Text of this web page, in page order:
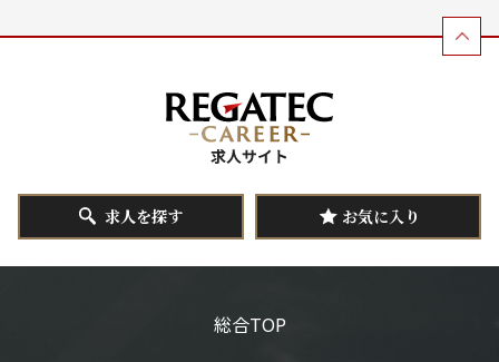
求人を探す お気に入り
総合TOP